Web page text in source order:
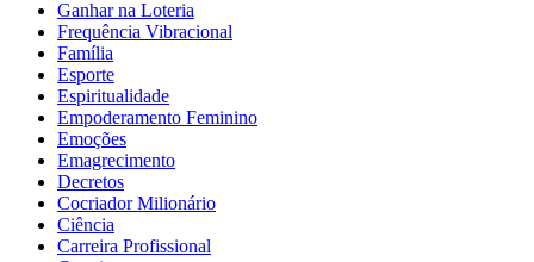
Ganhar na Loteria
Frequência Vibracional
Família
Esporte
Espiritualidade
Empoderamento Feminino
Emoções
Emagrecimento
Decretos
Cocriador Milionário
Ciência
Carreira Profissional